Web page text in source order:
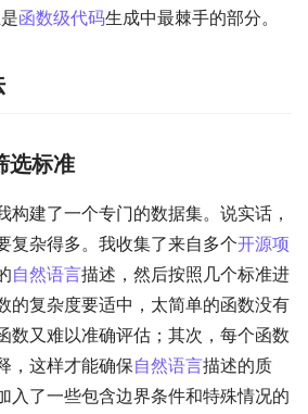
函数级代码生成中最棘手的部分。
选标准
构建了一个专门的数据集。说实话，
复杂得多。我收集了来自多个开源项
自然语言描述，然后按照几个标准进
的复杂度要适中，太简单的函数没有
数又难以准确评估；其次，每个函数
，这样才能确保自然语言描述的质
入了一些包含边界条件和特殊情况的